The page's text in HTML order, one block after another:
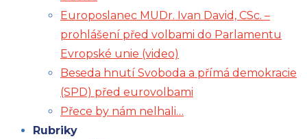
Europoslanec MUDr. Ivan David, CSc. –
prohlášení před volbami do Parlamentu
Evropské unie (video)
Beseda hnutí Svoboda a přímá demokracie
(SPD) před eurovolbami
Přece by nám nelhali…
Rubriky